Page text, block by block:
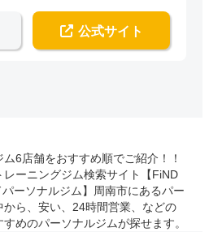
公式サイト
6店舗をおすすめ順でご紹介！！
ーニングジム検索サイト【FiND
ーソナルジム】周南市にあるパー
ら、安い、24時間営業、などの
めのパーソナルジムが探せます。